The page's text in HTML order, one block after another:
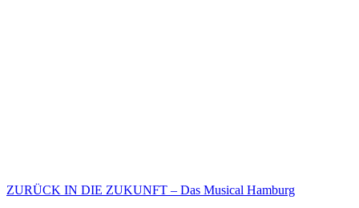
ZURÜCK IN DIE ZUKUNFT – Das Musical Hamburg